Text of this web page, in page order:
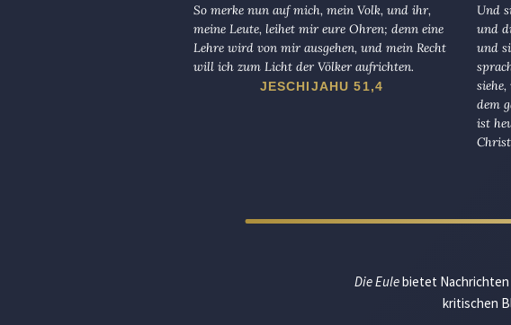
So merke nun auf mich, mein Volk, und ihr,
meine Leute, leihet mir eure Ohren; denn eine
Lehre wird von mir ausgehen, und mein Recht
will ich zum Licht der Völker aufrichten.
JESCHIJAHU 51,4
Und
und
und
dem
ist
Die Eulebietet Nachrichten
kritischen